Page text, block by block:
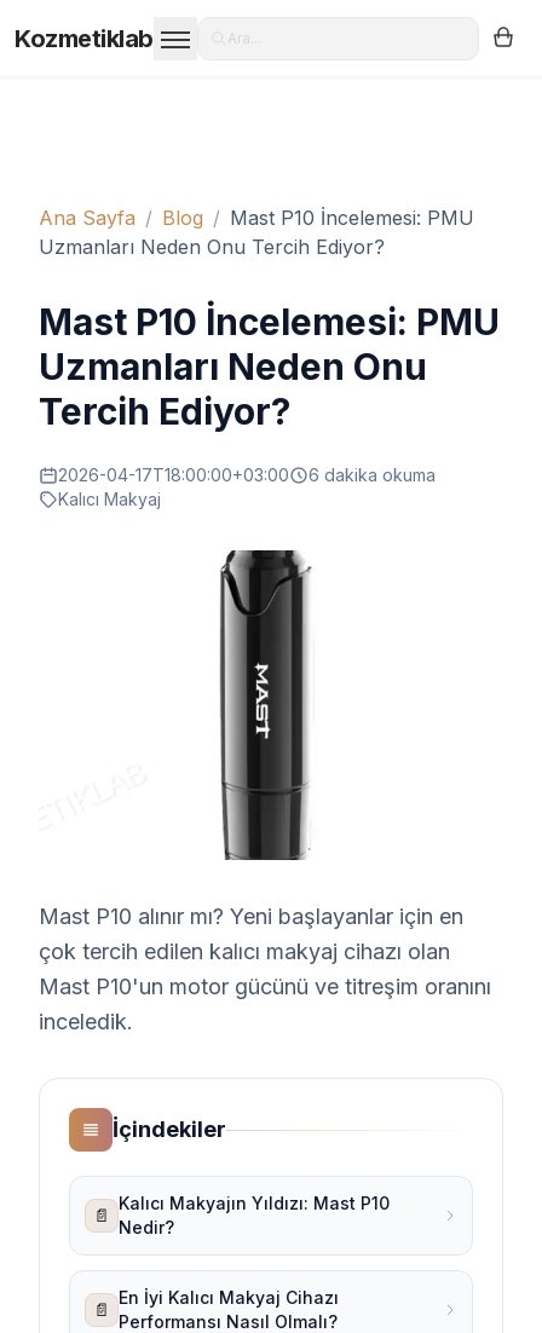
Kozmetiklab Ara...
Ana Sayfa / Blog / Mast P10 İncelemesi: PMU
Uzmanları Neden Onu Tercih Ediyor?
Mast P10 İncelemesi: PMU
Uzmanları Neden Onu
Tercih Ediyor?
2026-04-17T18:00:00+03:00 6 dakika okuma
Kalıcı Makyaj
Mast P10 alınır mı? Yeni başlayanlar için en
çok tercih edilen kalıcı makyaj cihazı olan
Mast P10'un motor gücünü ve titreşim oranını
inceledik.
İçindekiler
📄
Kalıcı Makyajın Yıldızı: Mast P10
Nedir?
📄
En İyi Kalıcı Makyaj Cihazı
Performansı Nasıl Olmalı?